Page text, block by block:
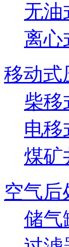
无油
离心
移动式
柴移
电移
煤矿
空气后
储气